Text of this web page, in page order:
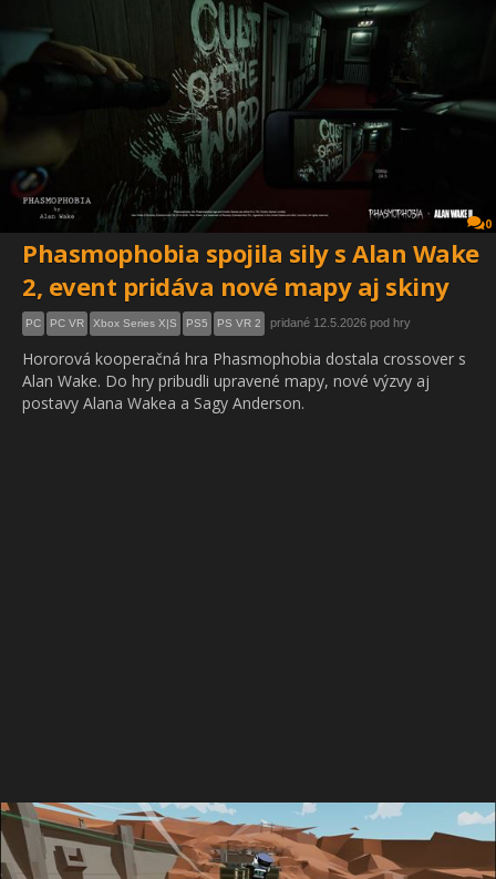
0
Phasmophobia spojila sily s Alan Wake
2, event pridáva nové mapy aj skiny
PC PC VR Xbox Series X|S PS5 PS VR 2 pridané 12.5.2026 pod hry
Hororová kooperačná hra Phasmophobia dostala crossover s
Alan Wake. Do hry pribudli upravené mapy, nové výzvy aj
postavy Alana Wakea a Sagy Anderson.